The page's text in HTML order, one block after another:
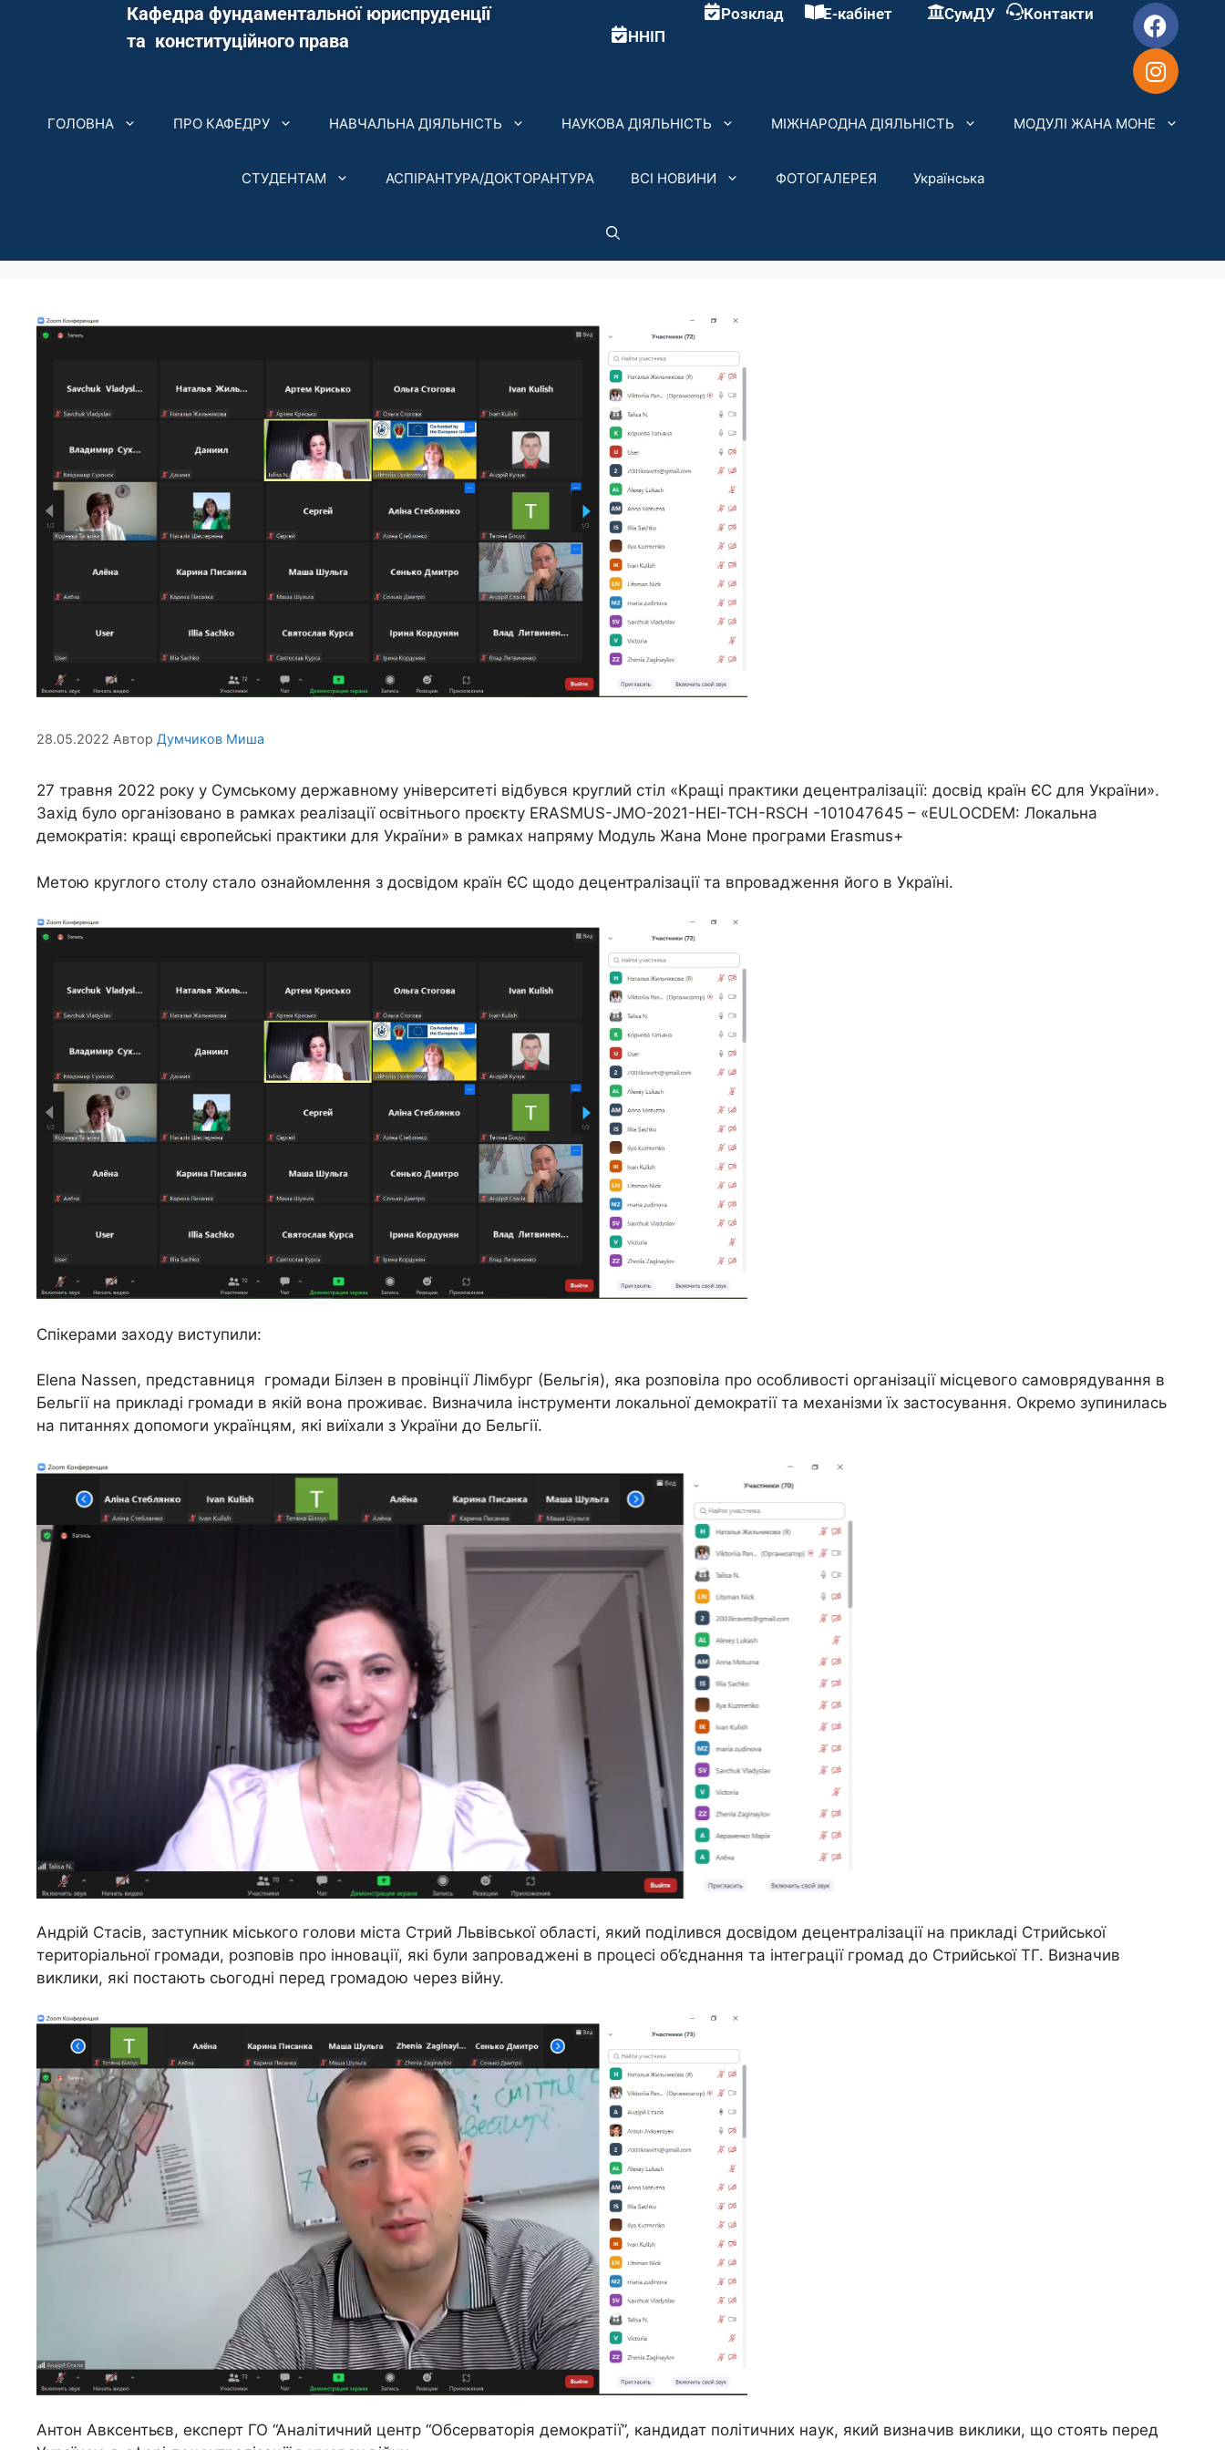
Кафедра фундаментальної юриспруденції
та конституційного права
ННІП
Розклад Е-кабінет СумДУ Контакти
ГОЛОВНА ПРО КАФЕДРУ НАВЧАЛЬНА ДІЯЛЬНІСТЬ НАУКОВА ДІЯЛЬНІСТЬ МІЖНАРОДНА ДІЯЛЬНІСТЬ МОДУЛІ ЖАНА МОНЕ
СТУДЕНТАМ АСПІРАНТУРА/ДОКТОРАНТУРА ВСІ НОВИНИ ФОТОГАЛЕРЕЯ Українська
28.05.2022 Автор Думчиков Миша
27 травня 2022 року у Сумському державному університеті відбувся круглий стіл «Кращі практики децентралізації: досвід країн ЄС для України».
Захід було організовано в рамках реалізації освітнього проєкту ERASMUS-JMO-2021-HEI-TCH-RSCH -101047645 – «EULOCDEM: Локальна
демократія: кращі європейські практики для України» в рамках напряму Модуль Жана Моне програми Erasmus+
Метою круглого столу стало ознайомлення з досвідом країн ЄС щодо децентралізації та впровадження його в Україні.
Спікерами заходу виступили:
Elena Nassen, представниця громади Білзен в провінції Лімбург (Бельгія), яка розповіла про особливості організації місцевого самоврядування в
Бельгії на прикладі громади в якій вона проживає. Визначила інструменти локальної демократії та механізми їх застосування. Окремо зупинилась
на питаннях допомоги українцям, які виїхали з України до Бельгії.
Андрій Стасів, заступник міського голови міста Стрий Львівської області, який поділився досвідом децентралізації на прикладі Стрийської
територіальної громади, розповів про інновації, які були запроваджені в процесі об’єднання та інтеграції громад до Стрийської ТГ. Визначив
виклики, які постають сьогодні перед громадою через війну.
Антон Авксентьєв, експерт ГО “Аналітичний центр “Обсерваторія демократії”, кандидат політичних наук, який визначив виклики, що стоять перед